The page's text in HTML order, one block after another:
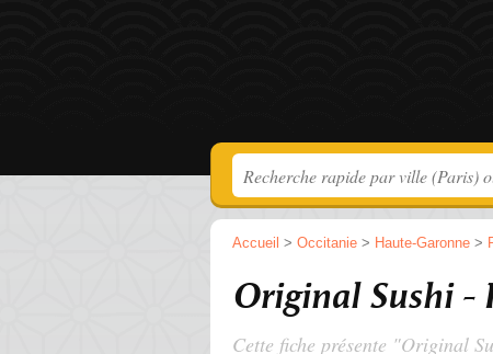
Accueil > Occitanie > Haute-Garonne >
Original Sushi -
Cette fiche présente "Original